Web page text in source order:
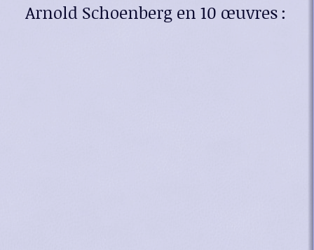
Arnold Schoenberg en 10 œuvres :